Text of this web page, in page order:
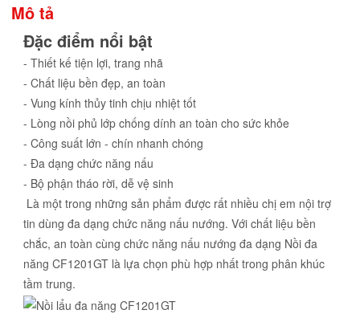
Mô tả
Đặc điểm nổi bật
- Thiết kế tiện lợi, trang nhã
- Chất liệu bền đẹp, an toàn
- Vung kính thủy tinh chịu nhiệt tốt
- Lòng nồi phủ lớp chống dính an toàn cho sức khỏe
- Công suất lớn - chín nhanh chóng
- Đa dạng chức năng nấu
- Bộ phận tháo rời, dễ vệ sinh
Là một trong những sản phẩm được rất nhiều chị em nội trợ
tin dùng đa dạng chức năng nấu nướng. Với chất liệu bền
chắc, an toàn cùng chức năng nấu nướng đa dạng Nồi đa
năng CF1201GT là lựa chọn phù hợp nhất trong phân khúc
tầm trung.